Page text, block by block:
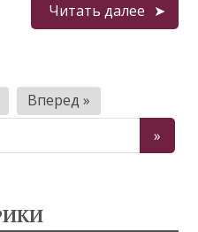
Читать далее
Вперед »